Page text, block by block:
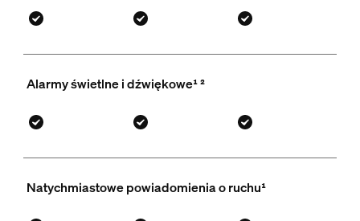
Alarmy świetlne i dźwiękowe¹ ²
Natychmiastowe powiadomienia o ruchu¹